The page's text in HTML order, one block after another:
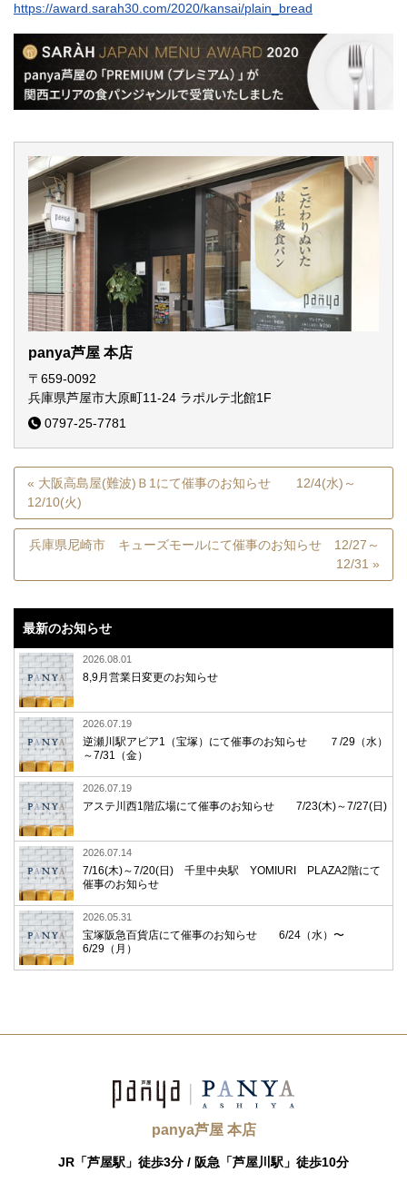
https://award.sarah30.com/2020/kansai/plain_bread
panya芦屋 本店
〒659-0092
兵庫県芦屋市大原町11-24 ラポルテ北館1F
0797-25-7781
« 大阪高島屋(難波)Ｂ1にて催事のお知らせ 12/4(水)～
12/10(火)
兵庫県尼崎市 キューズモールにて催事のお知らせ 12/27～
12/31 »
最新のお知らせ
2026.08.01
8,9月営業日変更のお知らせ
2026.07.19
逆瀬川駅アピア1（宝塚）にて催事のお知らせ ７/29（水）
～7/31（金）
2026.07.19
アステ川西1階広場にて催事のお知らせ 7/23(木)～7/27(日)
2026.07.14
7/16(木)～7/20(日) 千里中央駅 YOMIURI PLAZA2階にて
催事のお知らせ
2026.05.31
宝塚阪急百貨店にて催事のお知らせ 6/24（水）〜
6/29（月）
panya芦屋 本店
JR「芦屋駅」徒歩3分 / 阪急「芦屋川駅」徒歩10分